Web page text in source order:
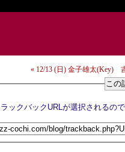
« 12/13 (日) 金子雄太(Key)
この